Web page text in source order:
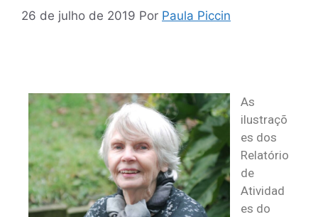
26 de julho de 2019 Por Paula Piccin
As
ilustraçõ
es dos
Relatório
de
Atividad
es do